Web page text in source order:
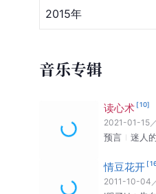
2015年
音乐专辑
读心术 [10]
2021-01-15
预言 迷人
情豆花开 [
2011-10-04